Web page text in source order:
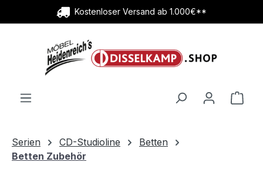
Zum Hauptinhalt springenKostenloser Versand ab 1.000€**
Serien CD-Studioline
Betten
Betten Zubehör